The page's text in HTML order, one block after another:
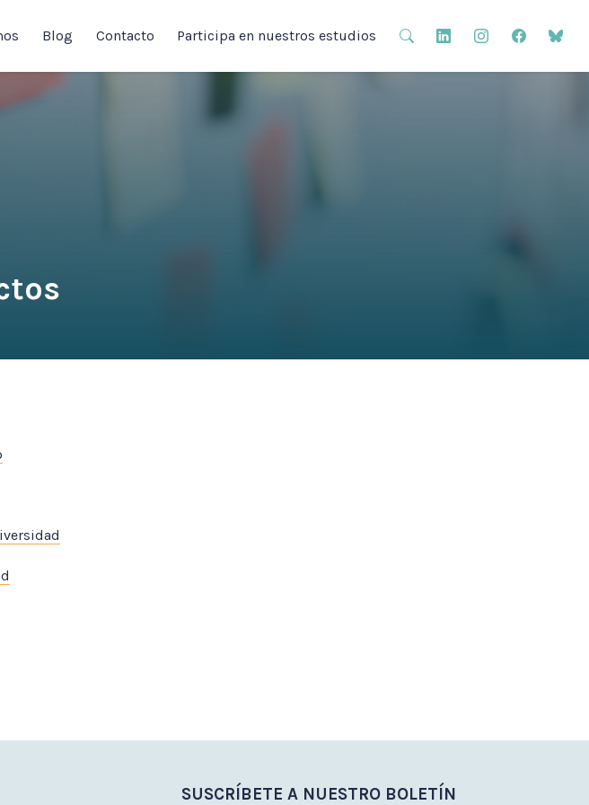
Blog Contacto Participa en nuestros estudios
SUSCRÍBETE A NUESTRO BOLETÍN